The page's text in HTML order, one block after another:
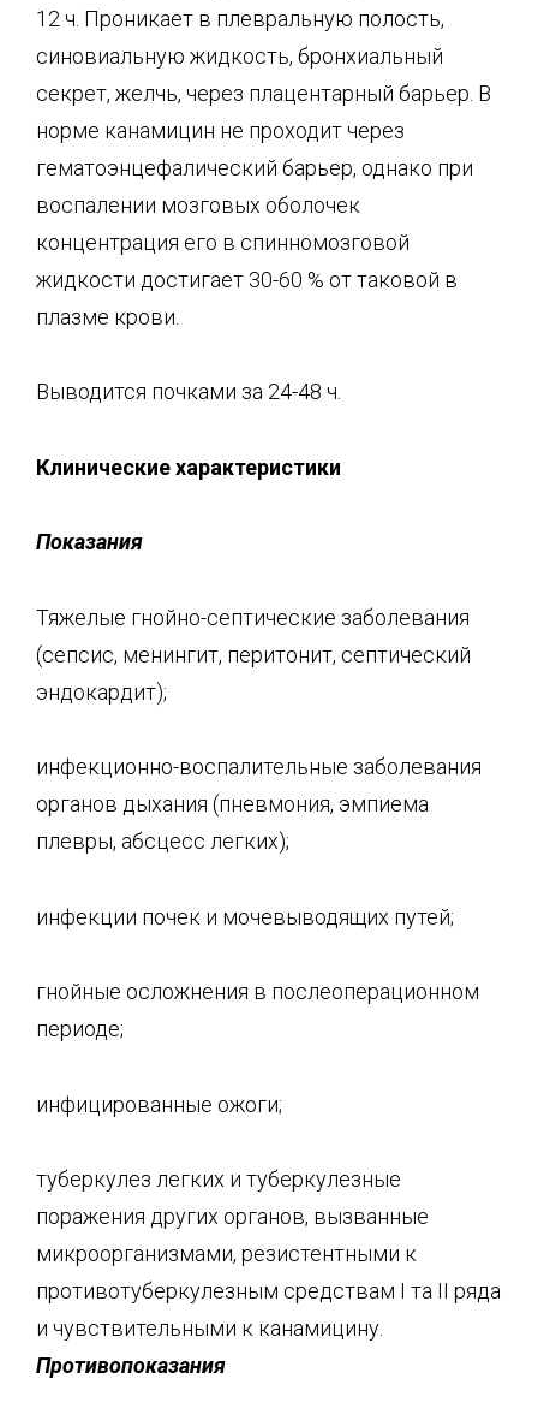
12 ч. Проникает в плевральную полость,
синовиальную жидкость, бронхиальный
секрет, желчь, через плацентарный барьер. В
норме канамицин не проходит через
гематоэнцефалический барьер, однако при
воспалении мозговых оболочек
концентрация его в спинномозговой
жидкости достигает 30-60 % от таковой в
плазме крови.
Выводится почками за 24-48 ч.
Клинические характеристики
Показания
Тяжелые гнойно-септические заболевания
(сепсис, менингит, перитонит, септический
эндокардит);
инфекционно-воспалительные заболевания
органов дыхания (пневмония, эмпиема
плевры, абсцесс легких);
инфекции почек и мочевыводящих путей;
гнойные осложнения в послеоперационном
периоде;
инфицированные ожоги;
туберкулез легких и туберкулезные
поражения других органов, вызванные
микроорганизмами, резистентными к
противотуберкулезным средствам I та II ряда
и чувствительными к канамицину.
Противопоказания